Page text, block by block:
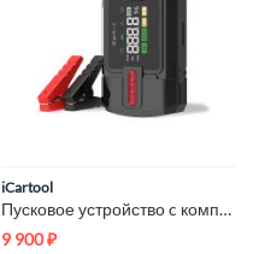
iCartool
Пусковое устройство c компрессором 12В, 12 000 мАч, 600/1200А...
9 900₽